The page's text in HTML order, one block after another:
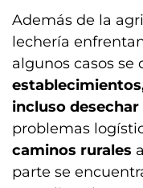
Además de la
lechería
algunos casos se
incluso
problemas
caminos rurales
parte se